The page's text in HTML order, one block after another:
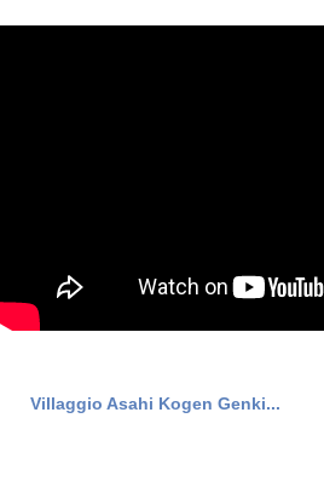
Villaggio Asahi Kogen Genki...